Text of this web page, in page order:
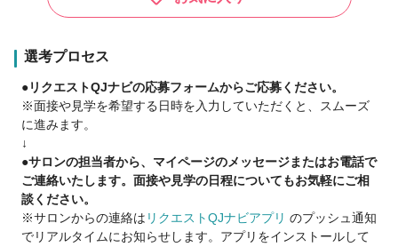
未経験でアイリストを目指す方も大歓迎！
研修もサロンOJT研修がありますので、どんな方でも高いスキ
✔️転職者が多数活躍中！
美容師からBlancのアイリスト/アイデザイナーに転身したスタ
ッフが多数活躍中です。
美容業界ではよくある、「勤務時間前の残業レッスン」や「オ
ーバーワーク」はありません。
基本的に残業はなく、オンオフをしっかりと切り替えた働き方
で、スタッフの負担が少ないストレスを軽減した働き方を実現
します。
選考プロセス
●リクエストQJナビの応募フォームからご応募ください。
※面接や見学を希望する日時を入力していただくと、スムーズ
に進みます。
↓
●サロンの担当者から、マイページのメッセージまたはお電話で
ご連絡いたします。面接や見学の日程についてもお気軽にご相
談ください。
※サロンからの連絡は リクエストQJナビアプリ のプッシュ通知
でリアルタイムにお知らせします。アプリをインストールして